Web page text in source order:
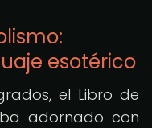
esotérico
el Libro de
adornado con